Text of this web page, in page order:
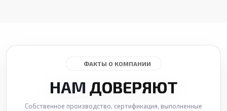
ФАКТЫ О КОМПАНИИ
НАМ ДОВЕРЯЮТ
Собственное производство, сертификация, выполненные